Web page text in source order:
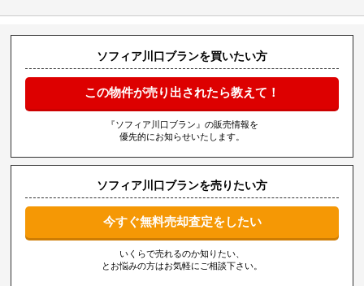
ソフィア川口ブランを買いたい方
この物件が売り出されたら教えて！
『ソフィア川口ブラン』の販売情報を
優先的にお知らせいたします。
ソフィア川口ブランを売りたい方
今すぐ無料売却査定をしたい
いくらで売れるのか知りたい、
とお悩みの方はお気軽にご相談下さい。